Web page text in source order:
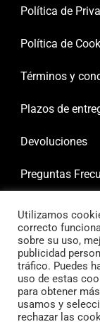
Política de
Política de
Términos y
Plazos de
Devoluciones
Preguntas
Utilizamos
correcto
sobre su uso,
publicidad
tráfico. Puedes
uso de estas
para obtener
usamos y
rechazar las